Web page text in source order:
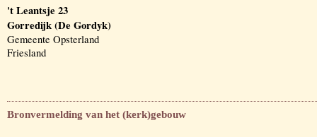
't Leantsje 23
Gorredijk (De Gordyk)
Gemeente Opsterland
Friesland
Bronvermelding van het (kerk)gebouw